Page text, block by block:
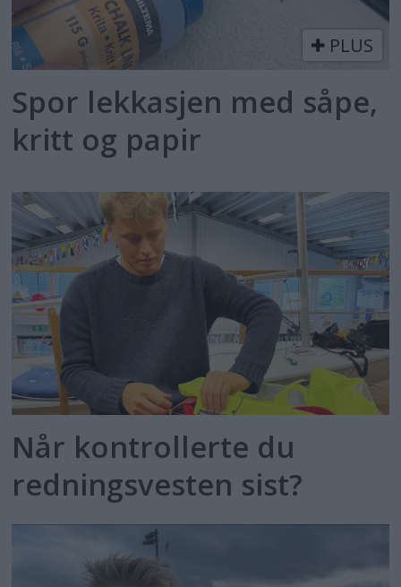
PLUS
Spor lekkasjen med såpe,
kritt og papir
Når kontrollerte du
redningsvesten sist?